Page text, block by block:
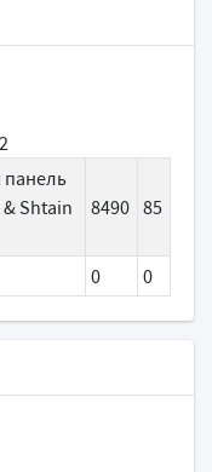
панель
Shtain
8490 85
0 0